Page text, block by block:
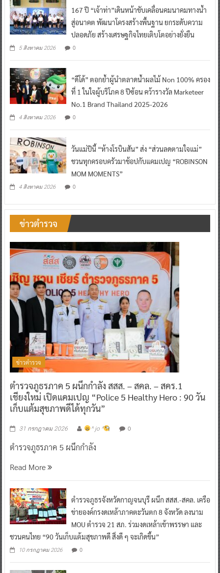
167 ปี “เจ้าท่า”เดินหน้าขับเคลื่อนคมนาคมทางน้ำ
สู่อนาคต พัฒนาโครงสร้างพื้นฐาน ยกระดับความ
ปลอดภัย สร้างเศรษฐกิจไทยเติบโตอย่างยั่งยืน
5 สิงหาคม 2026 0
“ดีโด้” ตอกย้ำผู้นำตลาดน้ำผลไม้ Non 100% ครอง
ที่ 1 ในใจผู้บริโภค 8 ปีซ้อน คว้ารางวัล Marketeer
No.1 Brand Thailand 2025-2026
4 สิงหาคม 2026 0
วันแม่ปีนี้ “ห้างโรบินสัน” ส่ง “ส่วนลดตามใจแม่”
ชวนทุกครอบครัวมาช้อปกับแคมเปญ “ROBINSON
MOM MOMENTS”
4 สิงหาคม 2026 0
ข่าวตำรวจ
ข่าวตำรวจ
ตำรวจภูธรภาค 5 ผนึกกำลัง สสส. – สคล. – สคร.1
เชียงใหม่ เปิดแคมเปญ “Police 5 Healthy Hero : 90 วัน
เก็บแต้มสุขภาพดีได้ทุกวัน”
31 กรกฎาคม 2026 ^ jo ^ 0
ตำรวจภูธรภาค 5 ผนึกกำลัง
Read More
ตำรวจภูธรจังหวัดกาญจนบุรี ผนึก สสส.-สคล. เครือ
ข่ายองค์กรงดเหล้าภาคตะวันตก 8 จังหวัด ลงนาม
MOU ตำรวจ 21 สภ. ร่วมงดเหล้าเข้าพรรษา และ
ชวนคนไทย “90 วันเก็บแต้มสุขภาพดี สิ่งดี ๆ จะเกิดขึ้น”
10 กรกฎาคม 2026 0